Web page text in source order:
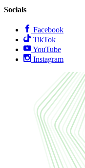
Socials
Facebook
TikTok
YouTube
Instagram